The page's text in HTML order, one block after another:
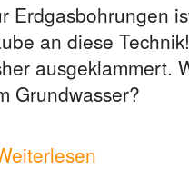
Erdgasbohrungen
an diese
ausgeklammert.
Grundwasser?